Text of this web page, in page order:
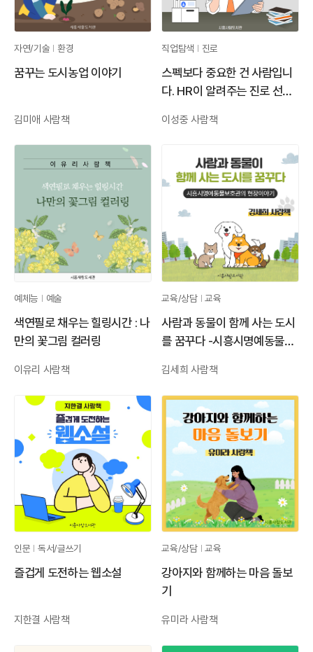
자연/기술 환경
꿈꾸는 도시농업 이야기
김미애 사람책
직업탐색 진로
스펙보다 중요한 건 사람입니
다. HR이 알려주는 진로 선택
이성중 사람책
예체능 예술
색연필로 채우는 힐링시간 : 나
만의 꽃그림 컬러링
이유리 사람책
교육/상담 교육
사람과 동물이 함께 사는 도시
를 꿈꾸다 -시흥시명예동물보
김세희 사람책
인문 독서/글쓰기
즐겁게 도전하는 웹소설
지한결 사람책
교육/상담 교육
강아지와 함께하는 마음 돌보
기
유미라 사람책